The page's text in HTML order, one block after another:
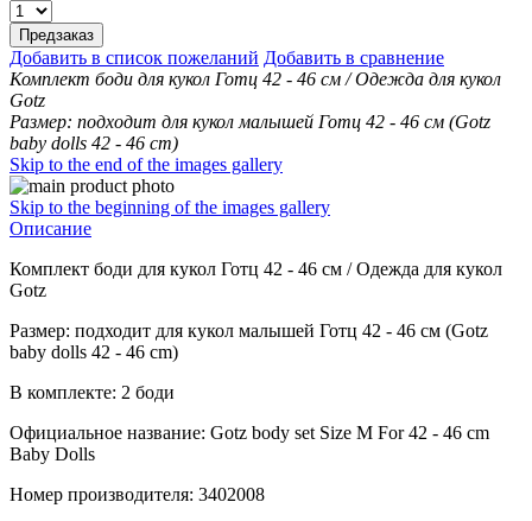
Предзаказ
Добавить в список пожеланий Добавить в сравнение
Комплект боди для кукол Готц 42 - 46 см / Одежда для кукол
Gotz
Размер: подходит для кукол малышей Готц 42 - 46 см (Gotz
baby dolls 42 - 46 сm)
Skip to the end of the images gallery
Skip to the beginning of the images gallery
Описание
Комплект боди для кукол Готц 42 - 46 см / Одежда для кукол
Gotz
Размер: подходит для кукол малышей Готц 42 - 46 см (Gotz
baby dolls 42 - 46 сm)
В комплекте: 2 боди
Официальное название: Gotz body set Size M For 42 - 46 cm
Baby Dolls
Номер производителя: 3402008